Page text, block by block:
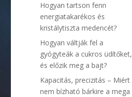
Hogyan tartson fenn
energiatakarékos és
kristálytiszta medencét?
Hogyan váltják fel a
gyógyteák a cukros üdítőket,
és előzik meg a bajt?
Kapacitás, precizitás – Miért
nem bízható bárkire a mega